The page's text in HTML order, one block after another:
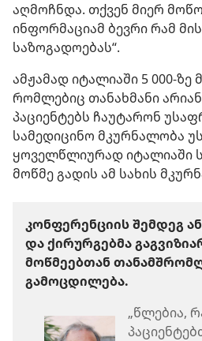
აღმოჩნდა. თქვენ მიერ
ინფორმაციამ ბევრი რამ
საზოგადოებას“.
ამჟამად იტალიაში 5 000-ზე
რომლებიც თანახმანი
პაციენტებს ჩაუტარონ
სამედიცინო მკურნალობა
ყოველწლიურად იტალიაში
მოწმე გადის ამ სახის
კონფერენციის შემდეგ
და ქირურგებმა
მოწმეებთან
გამოცდილება.
„წლებია,